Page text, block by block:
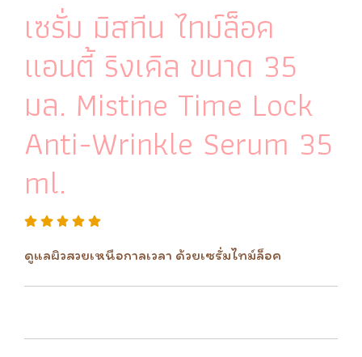
เซรั่ม มิสทีน ไทม์ล็อค
แอนตี้ ริงเคิล ขนาด 35
มล. Mistine Time Lock
Anti-Wrinkle Serum 35
ml.
ดูแลผิวสวยเหนือกาลเวลา ด้วยเซรั่มไทม์ล็อค